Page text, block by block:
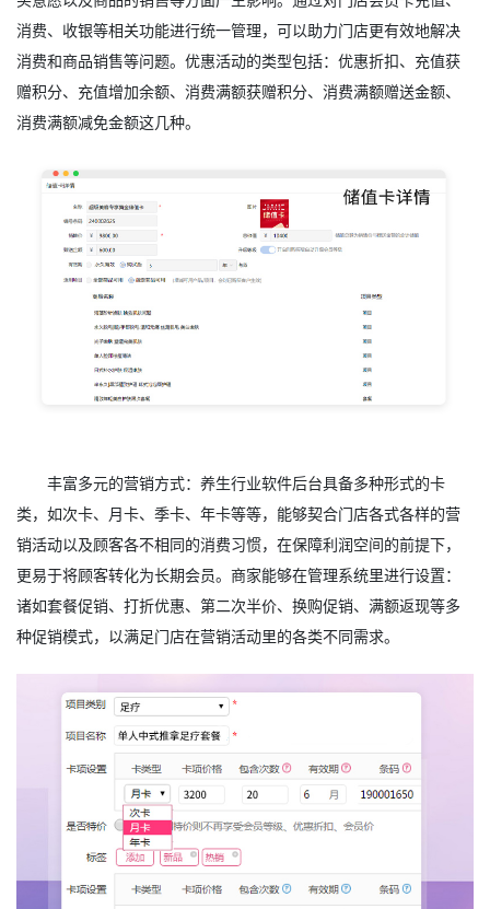
消费、收银等相关功能进行统一管理，可以助力门店更有效地解决
消费和商品销售等问题。优惠活动的类型包括：优惠折扣、充值获
赠积分、充值增加余额、消费满额获赠积分、消费满额赠送金额、
消费满额减免金额这几种。
丰富多元的营销方式：养生行业软件后台具备多种形式的卡
类，如次卡、月卡、季卡、年卡等等，能够契合门店各式各样的营
销活动以及顾客各不相同的消费习惯，在保障利润空间的前提下，
更易于将顾客转化为长期会员。商家能够在管理系统里进行设置：
诸如套餐促销、打折优惠、第二次半价、换购促销、满额返现等多
种促销模式，以满足门店在营销活动里的各类不同需求。